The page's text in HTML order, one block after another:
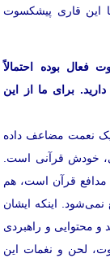
این قاری پیشکسوت
فعال بوده احتمالاً
برای ما از این
نعمت مضاعف داده
خودش قرآنی است.
قرآن است، هم
اینکه ایشان
و محتوایی و راهبردی
لحن و نغمات این